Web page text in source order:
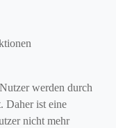
werden durch
Daher ist eine
nicht mehr